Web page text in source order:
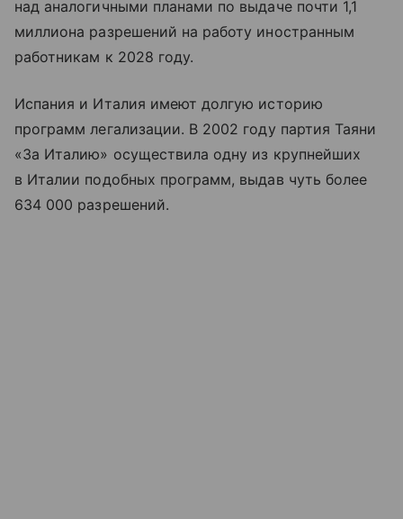
над аналогичными планами по выдаче почти 1,1
миллиона разрешений на работу иностранным
работникам к 2028 году.
Испания и Италия имеют долгую историю
программ легализации. В 2002 году партия Таяни
«За Италию» осуществила одну из крупнейших
в Италии подобных программ, выдав чуть более
634 000 разрешений.